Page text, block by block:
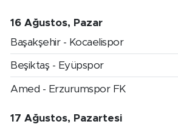
16 Ağustos, Pazar
Başakşehir - Kocaelispor
Beşiktaş - Eyüpspor
Amed - Erzurumspor FK
17 Ağustos, Pazartesi